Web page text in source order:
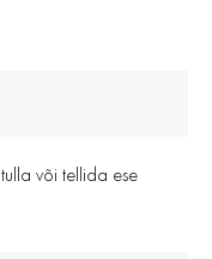
või tellida ese